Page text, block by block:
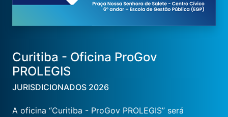
Curitiba - Oficina ProGov
PROLEGIS
JURISDICIONADOS 2026
A oficina “Curitiba - ProGov PROLEGIS” será